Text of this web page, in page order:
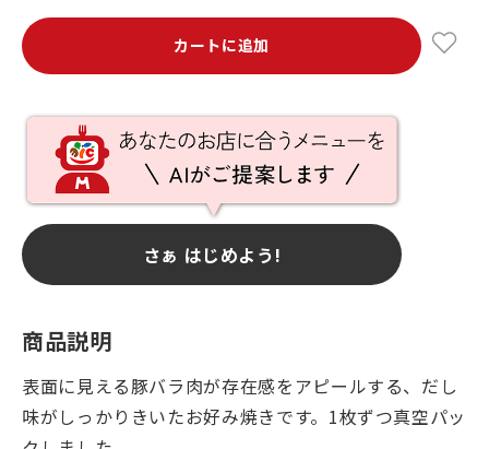
カートに追加
さぁ はじめよう!
商品説明
表面に見える豚バラ肉が存在感をアピールする、だし
味がしっかりきいたお好み焼きです。1枚ずつ真空パッ